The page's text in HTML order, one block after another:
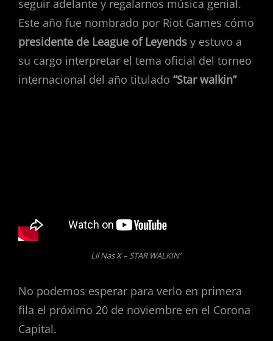
seguir adelante y regalarnos música genial.
Este año fue nombrado por Riot Games cómo
presidente de League of Leyends y estuvo a
su cargo interpretar el tema oficial del torneo
internacional del año titulado “Star walkin”
Lil Nas X – STAR WALKIN’
No podemos esperar para verlo en primera
fila el próximo 20 de noviembre en el Corona
Capital.